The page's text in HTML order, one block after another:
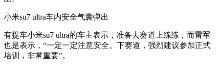
小米su7 ultra车内安全气囊弹出
有提车小米su7 ultra的车主表示，准备去赛道上练练，而雷军
也是表示，“一定一定注意安全。下赛道，强烈建议参加正式
培训，非常重要”。